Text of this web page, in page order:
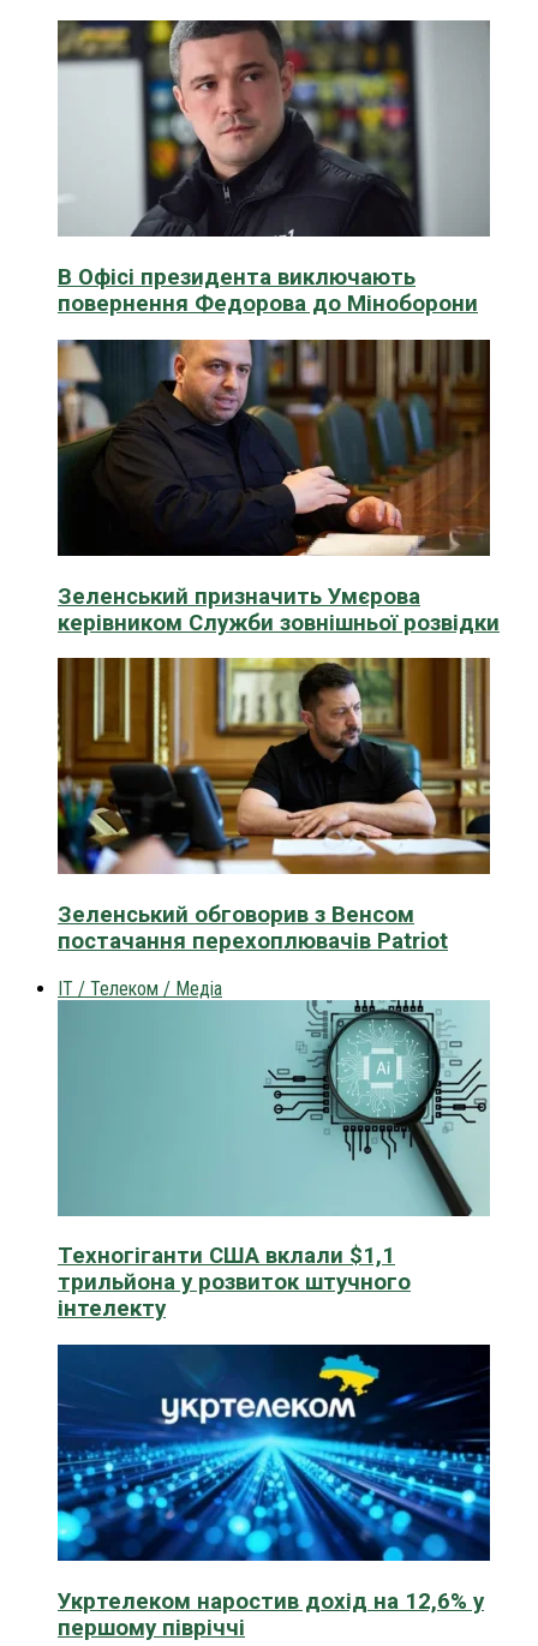
В Офісі президента виключають
повернення Федорова до Міноборони
Зеленський призначить Умєрова
керівником Служби зовнішньої розвідки
Зеленський обговорив з Венсом
постачання перехоплювачів Patriot
IT / Телеком / Медіа
Техногіганти США вклали $1,1
трильйона у розвиток штучного
інтелекту
Укртелеком наростив дохід на 12,6% у
першому півріччі